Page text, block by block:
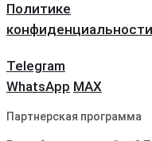
Политике
конфиденциальности
Telegram
WhatsApp MAX
Партнерская программа